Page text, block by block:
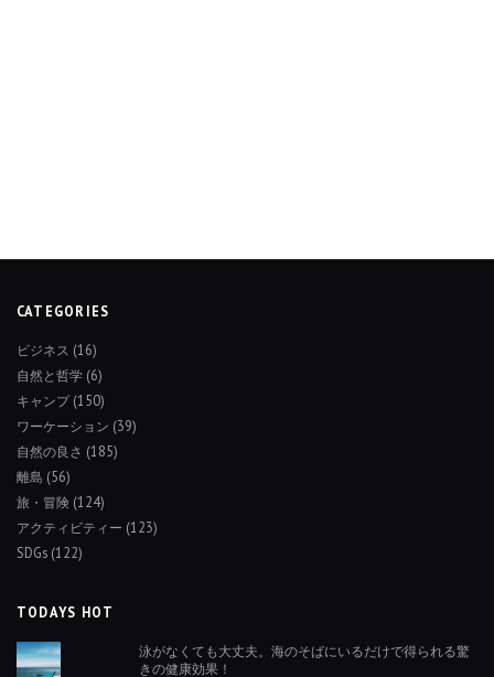
CATEGORIES
ビジネス (16)
自然と哲学 (6)
キャンプ(150)
ワーケーション (39)
自然の良さ (185)
離島 (56)
旅・冒険 (124)
アクティビティー (123)
SDGs (122)
TODAYS HOT
泳がなくても大丈夫。海のそばにいるだけで得られる驚
きの健康効果！